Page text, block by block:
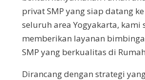
privat SMP yang siap datang
seluruh area Yogyakarta, kami
memberikan layanan
SMP yang berkualitas di
Dirancang dengan strategi